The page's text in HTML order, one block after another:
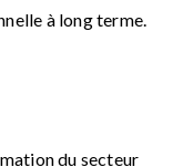
à long terme.
du secteur